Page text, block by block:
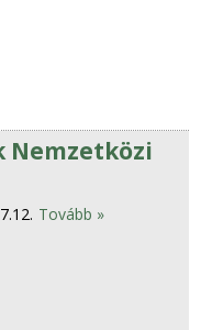
Nemzetközi
Tovább »